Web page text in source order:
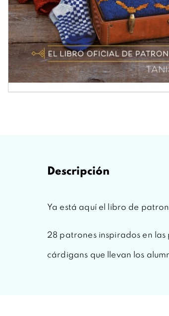
Descripción
Ya está aquí el libro de
28 patrones inspirados en
cárdigans que llevan los